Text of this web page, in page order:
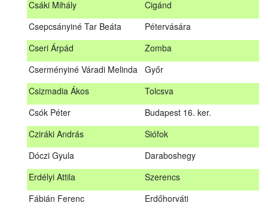
Csáki Mihály
Cigánd
Csepcsányiné Tar Beáta
Pétervására
Cseri Árpád
Zomba
Cserményiné Váradi Melinda Győr
Csizmadia Ákos
Tolcsva
Csók Péter
Budapest 16. ker.
Cziráki András
Siófok
Dóczi Gyula
Daraboshegy
Erdélyi Attila
Szerencs
Fábián Ferenc
Erdőhorváti
Bodor Botond
Szentgál
Boross László
Bődy Miklós
Bús Ákos
Hőgyész
Barcs
Cseri Árpád
Cserményiné Váradi Melinda